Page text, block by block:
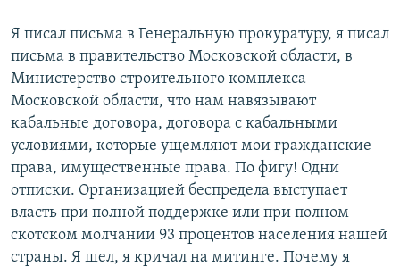
Я писал письма в Генеральную прокуратуру, я писал
письма в правительство Московской области, в
Министерство строительного комплекса
Московской области, что нам навязывают
кабальные договора, договора с кабальными
условиями, которые ущемляют мои гражданские
права, имущественные права. По фигу! Одни
отписки. Организацией беспредела выступает
власть при полной поддержке или при полном
скотском молчании 93 процентов населения нашей
страны. Я шел, я кричал на митинге. Почему я